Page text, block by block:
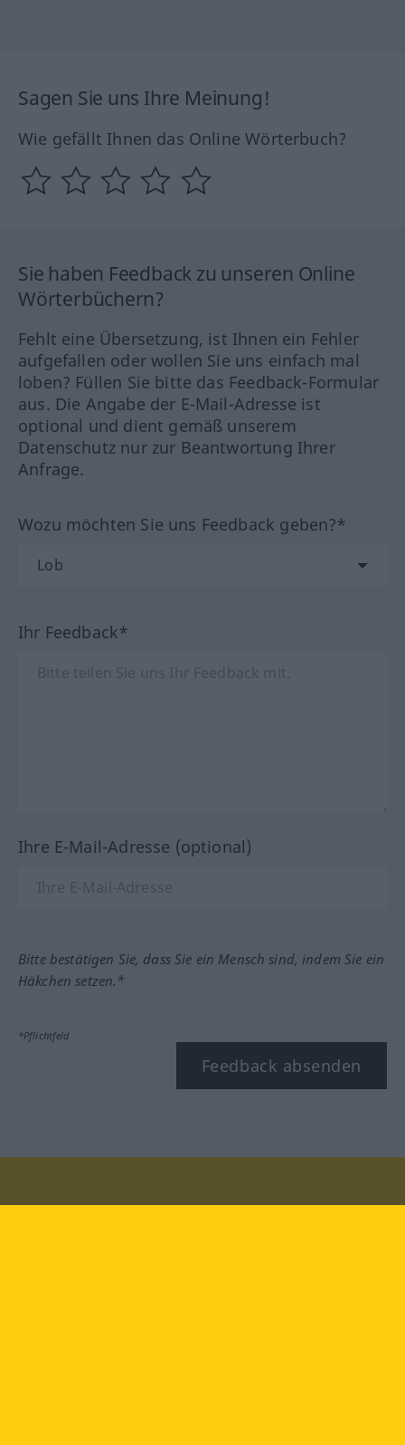
Sagen Sie uns Ihre Meinung!
Wie gefällt Ihnen das Online Wörterbuch?
Sie haben Feedback zu unseren Online
Wörterbüchern?
Fehlt eine Übersetzung, ist Ihnen ein Fehler
aufgefallen oder wollen Sie uns einfach mal
loben? Füllen Sie bitte das Feedback-Formular
aus. Die Angabe der E-Mail-Adresse ist
optional und dient gemäß unserem
Datenschutz nur zur Beantwortung Ihrer
Anfrage.
Wozu möchten Sie uns Feedback geben?*
Ihr Feedback*
Ihre E-Mail-Adresse (optional)
Bitte bestätigen Sie, dass Sie ein Mensch sind, indem Sie ein
Häkchen setzen.*
*Pflichtfeld
Feedback absenden
Besuchen Sie uns auf: